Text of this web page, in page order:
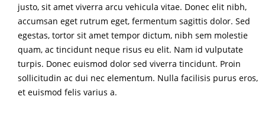
justo, sit amet viverra arcu vehicula vitae. Donec elit nibh,
accumsan eget rutrum eget, fermentum sagittis dolor. Sed
egestas, tortor sit amet tempor dictum, nibh sem molestie
quam, ac tincidunt neque risus eu elit. Nam id vulputate
turpis. Donec euismod dolor sed viverra tincidunt. Proin
sollicitudin ac dui nec elementum. Nulla facilisis purus eros,
et euismod felis varius a.